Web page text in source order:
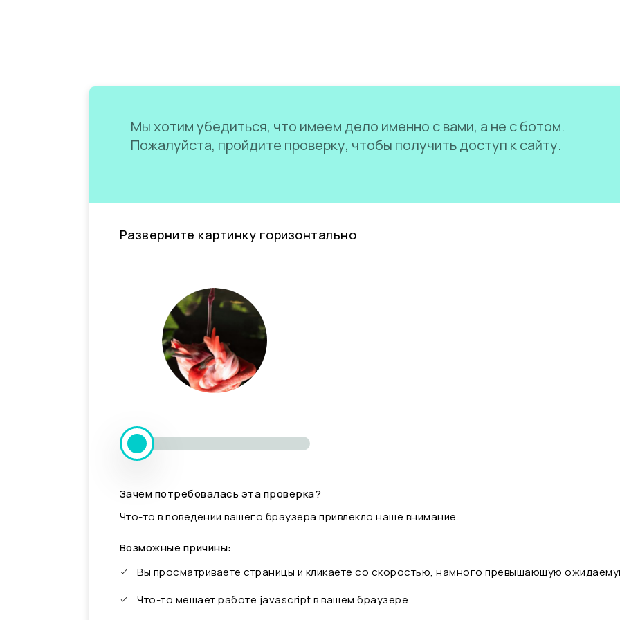
Мы хотим убедиться, что имеем дело именно с вами, а не с ботом.
Пожалуйста, пройдите проверку, чтобы получить доступ к сайту.
Разверните картинку горизонтально
Зачем потребовалась эта проверка?
Что-то в поведении вашего браузера привлекло наше внимание.
Возможные причины:
Вы просматриваете страницы и кликаете со скоростью, намного превышающую
Что-то мешает работе javascript в вашем браузере